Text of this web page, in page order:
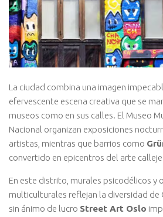
La ciudad combina una imagen
efervescente escena creativa que se
museos como en sus calles. El Museo
Nacional organizan exposiciones
artistas, mientras que barrios como
convertido en epicentros del arte
En este distrito, murales psicodélicos y
multiculturales reflejan la diversidad de
sin ánimo de lucro Street Art Oslo